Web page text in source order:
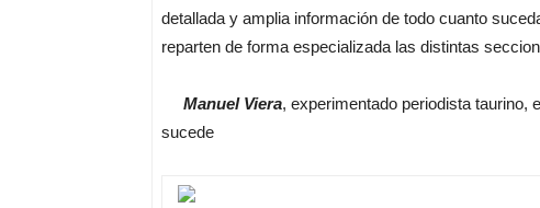
detallada y amplia información de todo cuanto
reparten de forma especializada las distintas
Manuel Viera, experimentado periodista taurino,
sucede